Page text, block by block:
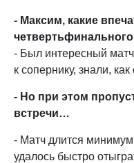
- Максим, какие
- Был интересный
к сопернику, знали, как
- Но при этом
встречи…
- Матч длится
удалось быстро